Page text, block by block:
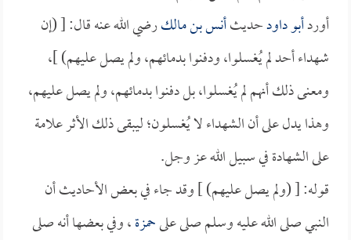
أوردأبو داودحديثأنس بن مالكرضي الله عنه قال: [ (إن
شهداء أحد لم يُغسلوا، ودفنوا بدمائهم، ولم يصل عليهم) ]،
ومعنى ذلك أنهم لم يُغسلوا، بل دفنوا بدمائهم، ولم يصل عليهم،
وهذا يدل على أن الشهداء لا يُغسلون؛ ليبقى ذلك الأثر علامة
على الشهادة في سبيل الله عز وجل.
قوله: [ (ولم يصل عليهم) ] وقد جاء في بعض الأحاديث أن
النبي صلى الله عليه وسلم صلى علىحمزة، وفي بعضها أنه صلى